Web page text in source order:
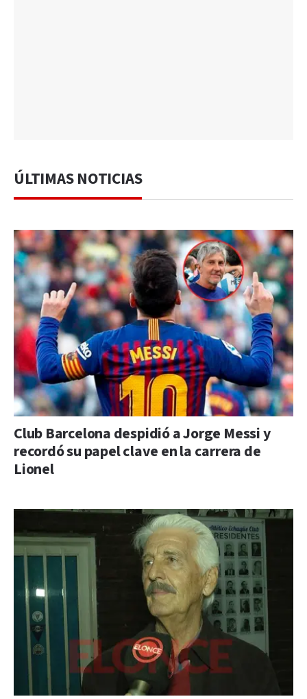
ÚLTIMAS NOTICIAS
Club Barcelona despidió a Jorge Messi y
recordó su papel clave en la carrera de
Lionel